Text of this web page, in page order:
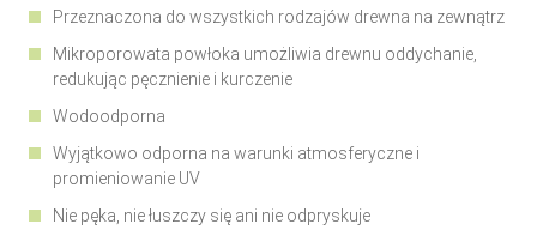
Przeznaczona do wszystkich rodzajów drewna na zewnątrz
Mikroporowata powłoka umożliwia drewnu oddychanie,
redukując pęcznienie i kurczenie
Wodoodporna
Wyjątkowo odporna na warunki atmosferyczne i
promieniowanie UV
Nie pęka, nie łuszczy się ani nie odpryskuje